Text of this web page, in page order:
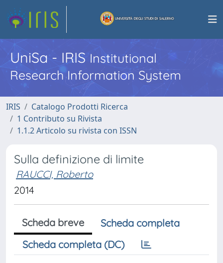
UniSa - IRISInstitutional
Research Information System
IRIS
Catalogo Prodotti Ricerca
1 Contributo su Rivista
1.1.2 Articolo su rivista con ISSN
Sulla definizione di limite
RAUCCI, Roberto
2014
Scheda breve
Scheda completa
Scheda completa (DC)